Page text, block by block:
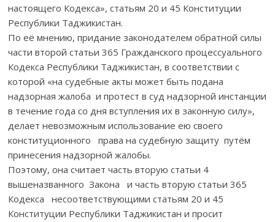
настоящего Кодекса», статьям 20 и 45 Конституции
Республики Таджикистан.
По её мнению, придание законодателем обратной силы
части второй статьи 365 Гражданского процессуального
Кодекса Республики Таджикистан, в соответствии с
которой «на судебные акты может быть подана
надзорная жалоба и протест в суд надзорной инстанции
в течение года со дня вступления их в законную силу»,
делает невозможным использование ею своего
конституционного права на судебную защиту путём
принесения надзорной жалобы.
Поэтому, она считает часть вторую статьи 4
вышеназванного Закона и часть вторую статьи 365
Кодекса несоответствующими статьям 20 и 45
Конституции Республики Таджикистан и просит